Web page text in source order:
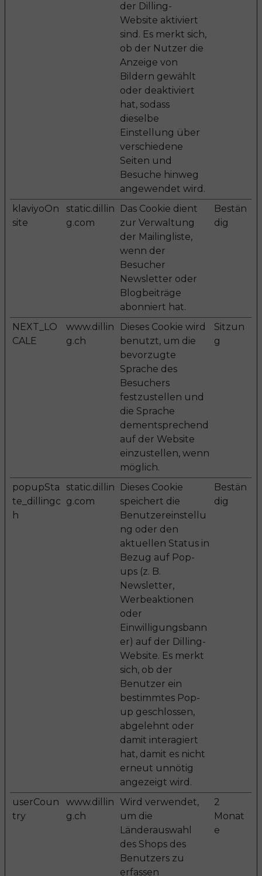
der Dilling-
Website aktiviert
sind. Es merkt sich,
ob der Nutzer die
Anzeige von
Bildern gewählt
oder deaktiviert
hat, sodass
dieselbe
Einstellung über
verschiedene
Seiten und
Besuche hinweg
angewendet wird.
klaviyoOn
site
static.dillin
g.com
Das Cookie dient
zur Verwaltung
der Mailingliste,
wenn der
Besucher
Newsletter oder
Blogbeiträge
abonniert hat.
Bestän
dig
NEXT_LO
CALE
www.dillin
g.ch
Dieses Cookie wird
benutzt, um die
bevorzugte
Sprache des
Besuchers
festzustellen und
die Sprache
dementsprechend
auf der Website
einzustellen, wenn
möglich.
Sitzun
g
popupSta
te_dillingc
h
static.dillin
g.com
Dieses Cookie
speichert die
Benutzereinstellu
ng oder den
aktuellen Status in
Bezug auf Pop-
ups (z. B.
Newsletter,
Werbeaktionen
oder
Einwilligungsbann
er) auf der Dilling-
Website. Es merkt
sich, ob der
Benutzer ein
bestimmtes Pop-
up geschlossen,
abgelehnt oder
damit interagiert
hat, damit es nicht
erneut unnötig
angezeigt wird.
Bestän
dig
userCoun
try
www.dillin
g.ch
Wird verwendet,
um die
Länderauswahl
des Shops des
Benutzers zu
erfassen
2
Monat
e